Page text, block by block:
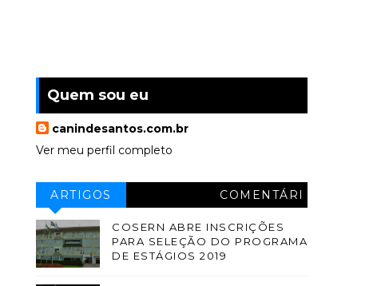
Quem sou eu
canindesantos.com.br
Ver meu perfil completo
ARTIGOS
COMENTÁRI
OS
COSERN ABRE INSCRIÇÕES
PARA SELEÇÃO DO PROGRAMA
DE ESTÁGIOS 2019